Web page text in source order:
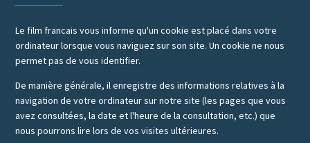
Le film francais vous informe qu'un cookie est placé dans votre
ordinateur lorsque vous naviguez sur son site. Un cookie ne nous
permet pas de vous identifier.
De manière générale, il enregistre des informations relatives à la
navigation de votre ordinateur sur notre site (les pages que vous
avez consultées, la date et l'heure de la consultation, etc.) que
nous pourrons lire lors de vos visites ultérieures.